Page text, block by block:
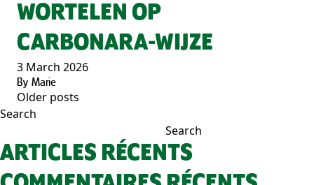
WORTELEN OP
CARBONARA-WIJZE
3 March 2026
By Marie
POSTS
NAVIGATION
Older posts
Search
Search
ARTICLES RÉCENTS